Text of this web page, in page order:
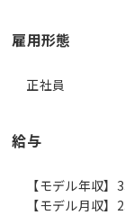
雇用形態
正社員
給与
【モデル年収】
【モデル月収】